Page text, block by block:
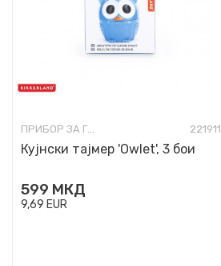
ПРИБОР ЗА ГОТВЕЊЕ, СЕРВИРАЊЕ И ЈАДЕЊЕ 221911
Кујнски тајмер 'Owlet', 3 бои
599 МКД
9,69 EUR